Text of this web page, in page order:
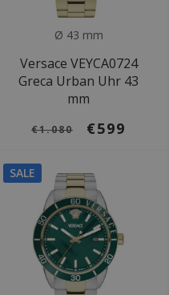
Ø 43 mm
Versace VEYCA0724
Greca Urban Uhr 43
mm
€1.080 €599
SALE